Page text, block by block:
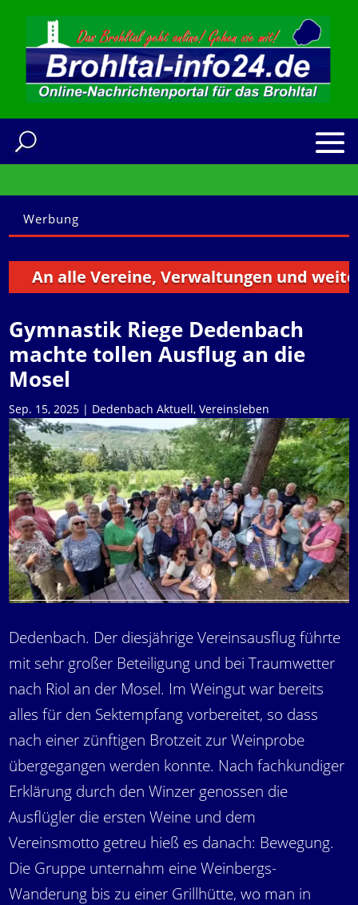
Werbung
alle Vereine, Verwaltungen und weitere
Gymnastik Riege Dedenbach
machte tollen Ausflug an die
Mosel
Sep. 15, 2025 | Dedenbach Aktuell, Vereinsleben
Dedenbach. Der diesjährige Vereinsausflug führte
mit sehr großer Beteiligung und bei Traumwetter
nach Riol an der Mosel. Im Weingut war bereits
alles für den Sektempfang vorbereitet, so dass
nach einer zünftigen Brotzeit zur Weinprobe
übergegangen werden konnte. Nach fachkundiger
Erklärung durch den Winzer genossen die
Ausflügler die ersten Weine und dem
Vereinsmotto getreu hieß es danach: Bewegung.
Die Gruppe unternahm eine Weinbergs-
Wanderung bis zu einer Grillhütte, wo man in